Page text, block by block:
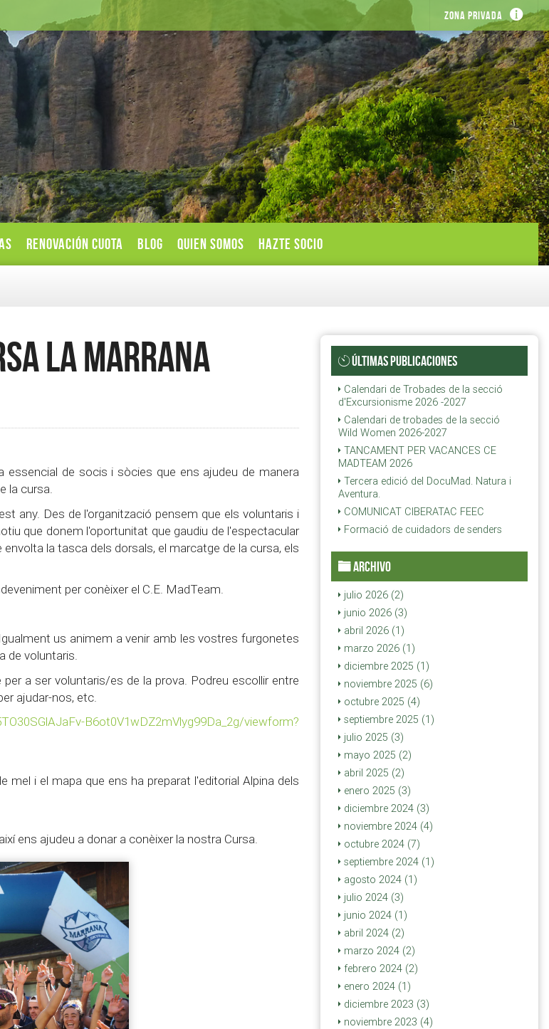
Zona privada
RENOVACIÓN CUOTA BLOG QUIEN SOMOS HAZTE SOCIO
la Marrana
essencial de socis i sòcies que ens ajudeu de manera
la cursa.
any. Des de l'organització pensem que els voluntaris i
que donem l'oportunitat que gaudiu de l'espectacular
la tasca dels dorsals, el marcatge de la cursa, els
per conèixer el C.E. MadTeam.
us animem a venir amb les vostres furgonetes
de voluntaris.
a ser voluntaris/es de la prova. Podreu escollir entre
ajudar-nos, etc.
B6ot0V1wDZ2mVlyg99Da_2g/viewform?
i el mapa que ens ha preparat l'editorial Alpina dels
ens ajudeu a donar a conèixer la nostra Cursa.
ÚLTIMAS PUBLICACIONES
Calendari de Trobades de la secció
d'Excursionisme 2026 -2027
Calendari de trobades de la secció
Wild Women 2026-2027
TANCAMENT PER VACANCES CE
MADTEAM 2026
Tercera edició del DocuMad. Natura i
Aventura.
COMUNICAT CIBERATAC FEEC
Formació de cuidadors de senders
ARCHIVO
julio 2026 (2)
junio 2026 (3)
abril 2026 (1)
marzo 2026 (1)
diciembre 2025 (1)
noviembre 2025 (6)
octubre 2025 (4)
septiembre 2025 (1)
julio 2025 (3)
mayo 2025 (2)
abril 2025 (2)
enero 2025 (3)
diciembre 2024 (3)
noviembre 2024 (4)
octubre 2024 (7)
septiembre 2024 (1)
agosto 2024 (1)
julio 2024 (3)
junio 2024 (1)
abril 2024 (2)
marzo 2024 (2)
febrero 2024 (2)
enero 2024 (1)
diciembre 2023 (3)
noviembre 2023 (4)